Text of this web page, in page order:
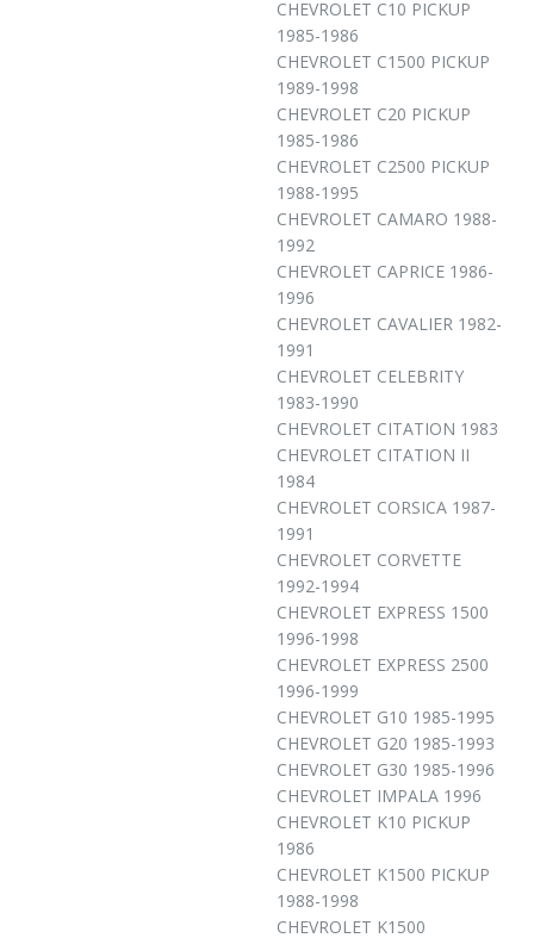
CHEVROLET C10 PICKUP
1985-1986
CHEVROLET C1500 PICKUP
1989-1998
CHEVROLET C20 PICKUP
1985-1986
CHEVROLET C2500 PICKUP
1988-1995
CHEVROLET CAMARO 1988-
1992
CHEVROLET CAPRICE 1986-
1996
CHEVROLET CAVALIER 1982-
1991
CHEVROLET CELEBRITY
1983-1990
CHEVROLET CITATION 1983
CHEVROLET CITATION II
1984
CHEVROLET CORSICA 1987-
1991
CHEVROLET CORVETTE
1992-1994
CHEVROLET EXPRESS 1500
1996-1998
CHEVROLET EXPRESS 2500
1996-1999
CHEVROLET G10 1985-1995
CHEVROLET G20 1985-1993
CHEVROLET G30 1985-1996
CHEVROLET IMPALA 1996
CHEVROLET K10 PICKUP
1986
CHEVROLET K1500 PICKUP
1988-1998
CHEVROLET K1500